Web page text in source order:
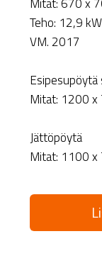
Teho: 12,9 kW
VM. 2017
Mitat: 1200
Jättöpöytä
Mitat: 1100